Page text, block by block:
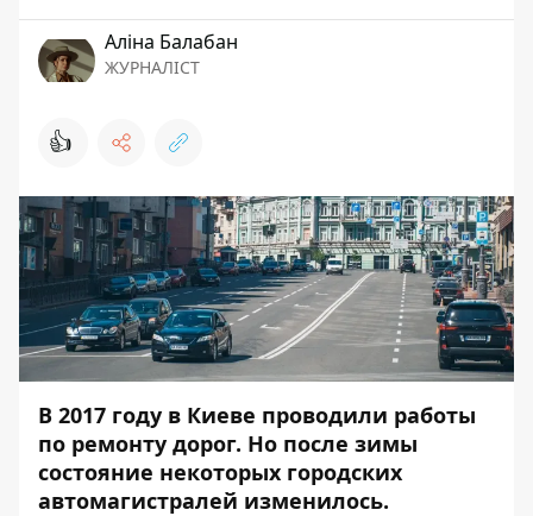
Аліна Балабан
ЖУРНАЛІСТ
👍
В 2017 году в Киеве проводили работы
по ремонту дорог. Но после зимы
состояние некоторых городских
автомагистралей изменилось.